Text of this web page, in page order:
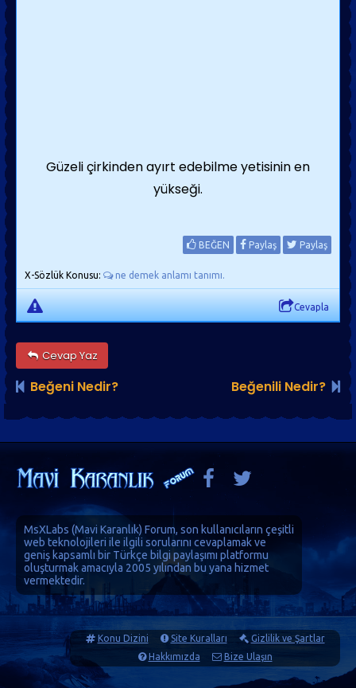
Güzeli çirkinden ayırt edebilme yetisinin en
yükseği.
BEĞEN Paylaş Paylaş
X-Sözlük Konusu: ne demek anlamı tanımı.
Cevapla
Cevap Yaz
Beğeni Nedir? Beğenili Nedir?
MsXLabs (Mavi Karanlık) Forum, son kullanıcıların çeşitli
web teknolojileri ile ilgili sorularını cevaplamak ve
geniş kapsamlı bir Türkçe bilgi paylaşımı platformu
oluşturmak amacıyla 2005 yılından bu yana hizmet
vermektedir.
Konu Dizini Site Kuralları
Gizlilik ve Şartlar
Hakkımızda
Bize Ulaşın